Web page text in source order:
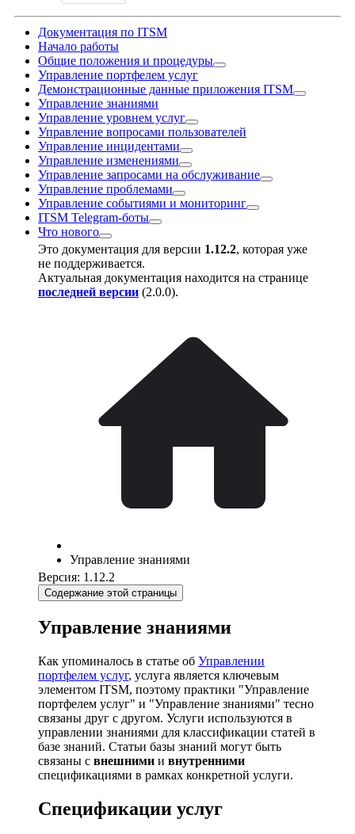
Документация по ITSM
Начало работы
Общие положения и процедуры
Управление портфелем услуг
Демонстрационные данные приложения ITSM
Управление знаниями
Управление уровнем услуг
Управление вопросами пользователей
Управление инцидентами
Управление изменениями
Управление запросами на обслуживание
Управление проблемами
Управление событиями и мониторинг
ITSM Telegram-боты
Что нового
Это документация для версии 1.12.2, которая уже
не поддерживается.
Актуальная документация находится на странице
последней версии (2.0.0).
Управление знаниями
Версия: 1.12.2
Содержание этой страницы
Управление знаниями
Как упоминалось в статье об Управлении
портфелем услуг, услуга является ключевым
элементом ITSM, поэтому практики "Управление
портфелем услуг" и "Управление знаниями" тесно
связаны друг с другом. Услуги используются в
управлении знаниями для классификации статей в
базе знаний. Статьи базы знаний могут быть
связаны с внешними и внутренними
спецификациями в рамках конкретной услуги.
Спецификации услуг